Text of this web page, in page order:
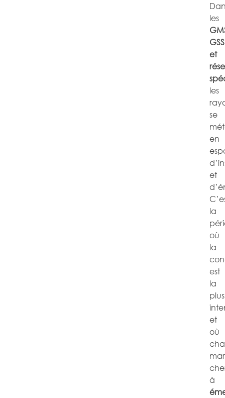
les
GSS
et
les
se
en
et
la
où
la
est
la
plus
et
où
à